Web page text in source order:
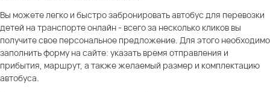
Вы можете легко и быстро забронировать автобус для перевозки
детей на транспорте онлайн - всего за несколько кликов вы
получите свое персональное предложение. Для этого необходимо
заполнить форму на сайте: указать время отправления и
прибытия, маршрут, а также желаемый размер и комплектацию
автобуса.